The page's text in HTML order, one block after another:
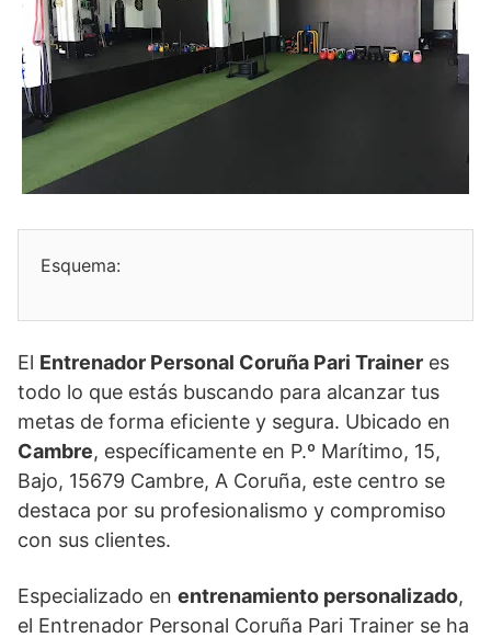
Esquema:
El Entrenador Personal Coruña Pari Trainer es
todo lo que estás buscando para alcanzar tus
metas de forma eficiente y segura. Ubicado en
Cambre, específicamente en P.º Marítimo, 15,
Bajo, 15679 Cambre, A Coruña, este centro se
destaca por su profesionalismo y compromiso
con sus clientes.
Especializado en entrenamiento personalizado,
el Entrenador Personal Coruña Pari Trainer se ha